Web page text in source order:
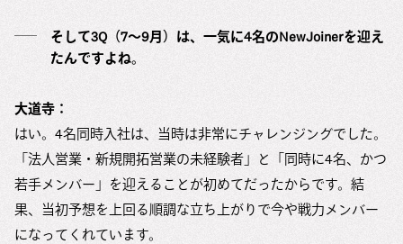
そして3Q（7〜9月）は、一気に4名のNewJoinerを迎え
たんですよね。
大道寺：
はい。4名同時入社は、当時は非常にチャレンジングでした。
「法人営業・新規開拓営業の未経験者」と「同時に4名、かつ
若手メンバー」を迎えることが初めてだったからです。結
果、当初予想を上回る順調な立ち上がりで今や戦力メンバー
になってくれています。